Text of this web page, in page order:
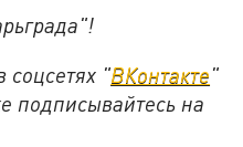
соцсетях "ВКонтакте"
подписывайтесь на